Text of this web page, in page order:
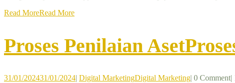
Read MoreRead More
Proses Penilaian Aset
31/01/202431/01/2024| Digital MarketingDigital Marketing| 0 Comment|